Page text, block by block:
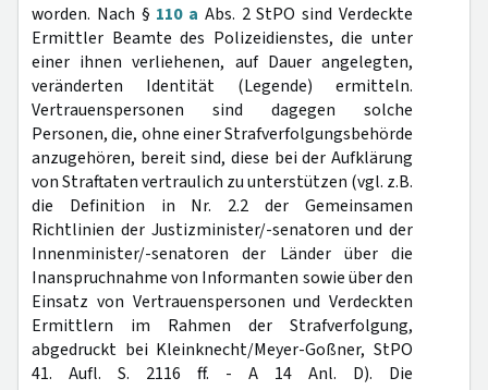
worden. Nach § 110 a Abs. 2 StPO sind Verdeckte
Ermittler Beamte des Polizeidienstes, die unter
einer ihnen verliehenen, auf Dauer angelegten,
veränderten Identität (Legende) ermitteln.
Vertrauenspersonen sind dagegen solche
Personen, die, ohne einer Strafverfolgungsbehörde
anzugehören, bereit sind, diese bei der Aufklärung
von Straftaten vertraulich zu unterstützen (vgl. z.B.
die Definition in Nr. 2.2 der Gemeinsamen
Richtlinien der Justizminister/-senatoren und der
Innenminister/-senatoren der Länder über die
Inanspruchnahme von Informanten sowie über den
Einsatz von Vertrauenspersonen und Verdeckten
Ermittlern im Rahmen der Strafverfolgung,
abgedruckt bei Kleinknecht/Meyer-Goßner, StPO
41. Aufl. S. 2116 ff. - A 14 Anl. D). Die